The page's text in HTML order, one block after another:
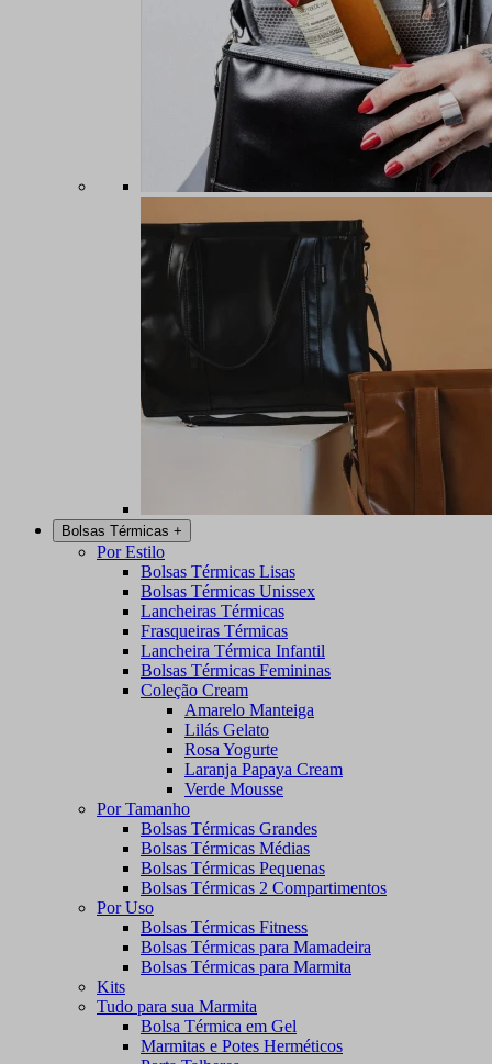
Bolsas Térmicas +
Por Estilo
Bolsas Térmicas Lisas
Bolsas Térmicas Unissex
Lancheiras Térmicas
Frasqueiras Térmicas
Lancheira Térmica Infantil
Bolsas Térmicas Femininas
Coleção Cream
Amarelo Manteiga
Lilás Gelato
Rosa Yogurte
Laranja Papaya Cream
Verde Mousse
Por Tamanho
Bolsas Térmicas Grandes
Bolsas Térmicas Médias
Bolsas Térmicas Pequenas
Bolsas Térmicas 2 Compartimentos
Por Uso
Bolsas Térmicas Fitness
Bolsas Térmicas para Mamadeira
Bolsas Térmicas para Marmita
Kits
Tudo para sua Marmita
Bolsa Térmica em Gel
Marmitas e Potes Herméticos